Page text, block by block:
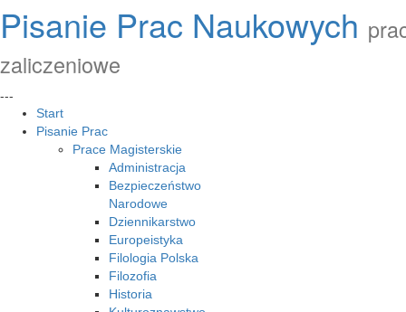
Pisanie Prac Naukowych
zaliczeniowe
---
Start
Pisanie Prac
Prace Magisterskie
Administracja
Bezpieczeństwo
Narodowe
Dziennikarstwo
Europeistyka
Filologia Polska
Filozofia
Historia